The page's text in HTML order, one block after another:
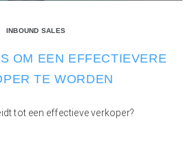
INBOUND SALES
OM EEN EFFECTIEVERE
TE WORDEN
tot een effectieve verkoper?